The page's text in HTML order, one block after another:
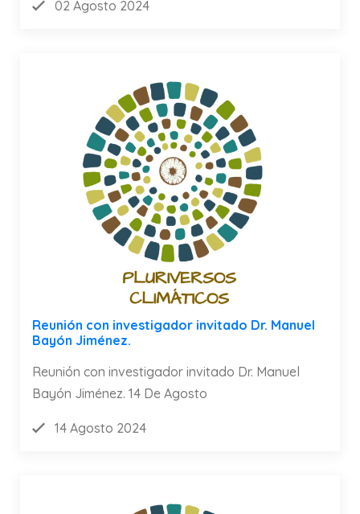
02 Agosto 2024
Reunión con investigador invitado Dr. Manuel
Bayón Jiménez.
Reunión con investigador invitado Dr. Manuel
Bayón Jiménez. 14 De Agosto
14 Agosto 2024